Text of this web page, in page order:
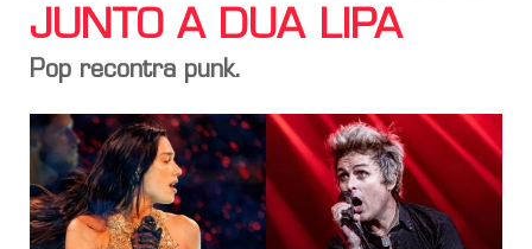
JUNTO A DUA LIPA
Pop recontra punk.